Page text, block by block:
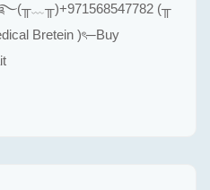
(╥
Bretein )ৎ─Buy